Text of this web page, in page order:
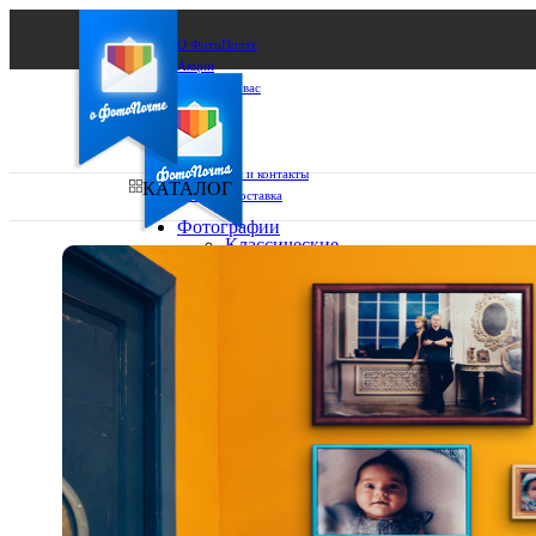
О ФотоПочте
Акции
Сделаем за вас
Бизнесу
FAQ
Франшиза
Поддержка и контакты
Оплата и доставка
Ваш город:
Выберите из списка:
КАТАЛОГ
Фотографии
Классические
10х10
15х15
30х30
30х40